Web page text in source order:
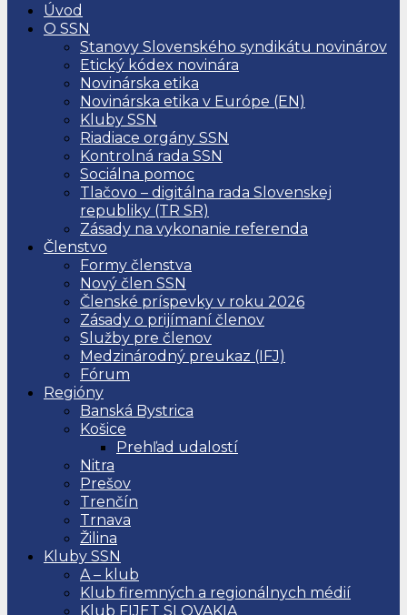
Úvod
O SSN
Stanovy Slovenského syndikátu novinárov
Etický kódex novinára
Novinárska etika
Novinárska etika v Európe (EN)
Kluby SSN
Riadiace orgány SSN
Kontrolná rada SSN
Sociálna pomoc
Tlačovo – digitálna rada Slovenskej
republiky (TR SR)
Zásady na vykonanie referenda
Členstvo
Formy členstva
Nový člen SSN
Členské príspevky v roku 2026
Zásady o prijímaní členov
Služby pre členov
Medzinárodný preukaz (IFJ)
Fórum
Regióny
Banská Bystrica
Košice
Prehľad udalostí
Nitra
Prešov
Trenčín
Trnava
Žilina
Kluby SSN
A – klub
Klub firemných a regionálnych médií
Klub FIJET SLOVAKIA